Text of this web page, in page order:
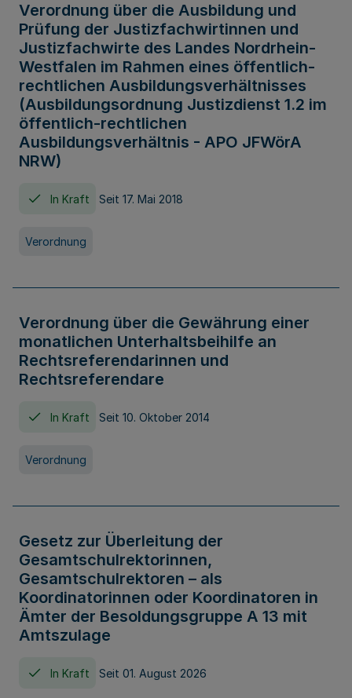
Verordnung über die Ausbildung und
Prüfung der Justizfachwirtinnen und
Justizfachwirte des Landes Nordrhein-
Westfalen im Rahmen eines öffentlich-
rechtlichen Ausbildungsverhältnisses
(Ausbildungsordnung Justizdienst 1.2 im
öffentlich-rechtlichen
Ausbildungsverhältnis - APO JFWörA
NRW)
In Kraft Seit 17. Mai 2018
Verordnung
Verordnung über die Gewährung einer
monatlichen Unterhaltsbeihilfe an
Rechtsreferendarinnen und
Rechtsreferendare
In Kraft Seit 10. Oktober 2014
Verordnung
Gesetz zur Überleitung der
Gesamtschulrektorinnen,
Gesamtschulrektoren – als
Koordinatorinnen oder Koordinatoren in
Ämter der Besoldungsgruppe A 13 mit
Amtszulage
In Kraft Seit 01. August 2026